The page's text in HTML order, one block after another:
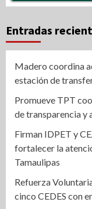
Entradas
Madero coordina
estación de
Promueve TPT
de transparencia y
Firman IDPET y
fortalecer la
Tamaulipas
Refuerza
cinco CEDES con